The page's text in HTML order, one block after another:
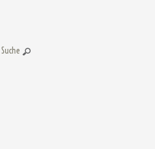
Suche: